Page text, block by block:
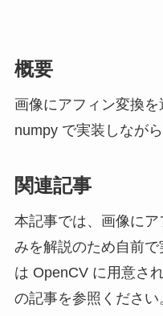
概要
画像にアフィン変換を
numpy で実装しながら
関連記事
本記事では、画像に
みを解説のため自前
は OpenCV に用意さ
の記事を参照ください